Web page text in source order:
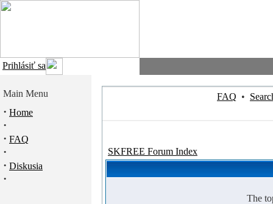
Prihlásiť sa
Main Menu
· Home
·
· FAQ
·
· Diskusia
·
FAQ •
SKFREE Forum Index
The